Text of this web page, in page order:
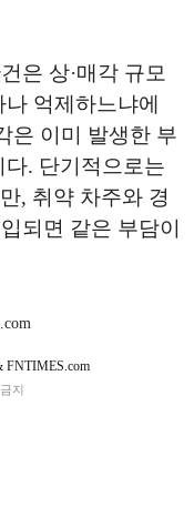
은 상·매각 규모
억제하느냐에
은 이미 발생한 부
. 단기적으로는
, 취약 차주와 경
되면 같은 부담이
지